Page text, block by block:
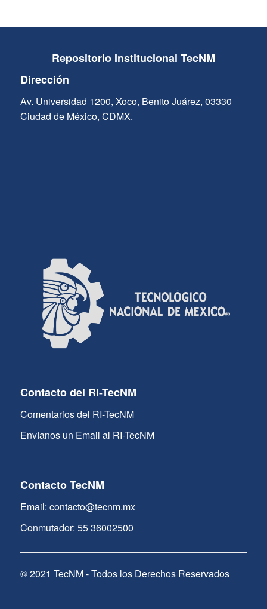
Repositorio Institucional TecNM
Dirección
Av. Universidad 1200, Xoco, Benito Juárez, 03330
Ciudad de México, CDMX.
Contacto del RI-TecNM
Comentarios del RI-TecNM
Envíanos un Email al RI-TecNM
Contacto TecNM
Email: contacto@tecnm.mx
Conmutador: 55 36002500
© 2021 TecNM - Todos los Derechos Reservados